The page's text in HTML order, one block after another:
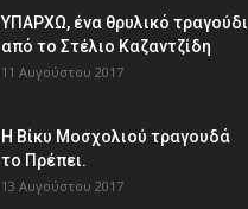
ΥΠΑΡΧΩ, ένα θρυλικό τραγούδι
από το Στέλιο Καζαντζίδη
11 Αυγούστου 2017
Η Βίκυ Μοσχολιού τραγουδά
το Πρέπει.
13 Αυγούστου 2017